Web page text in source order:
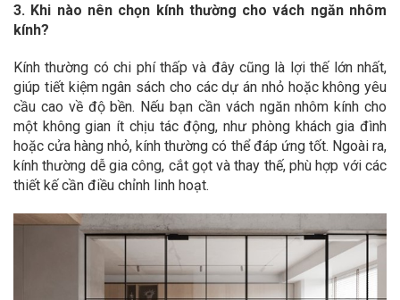
3. Khi nào nên chọn kính thường cho vách ngăn nhôm
kính?
Kính thường có chi phí thấp và đây cũng là lợi thế lớn nhất,
giúp tiết kiệm ngân sách cho các dự án nhỏ hoặc không yêu
cầu cao về độ bền. Nếu bạn cần vách ngăn nhôm kính cho
một không gian ít chịu tác động, như phòng khách gia đình
hoặc cửa hàng nhỏ, kính thường có thể đáp ứng tốt. Ngoài ra,
kính thường dễ gia công, cắt gọt và thay thế, phù hợp với các
thiết kế cần điều chỉnh linh hoạt.